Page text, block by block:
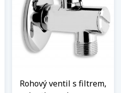
Rohový ventil s filtrem,